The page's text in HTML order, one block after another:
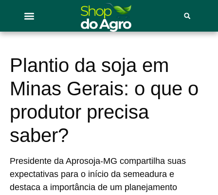
Plantio da soja em
Minas Gerais: o que o
produtor precisa
saber?
Presidente da Aprosoja-MG compartilha suas
expectativas para o início da semeadura e
destaca a importância de um planejamento